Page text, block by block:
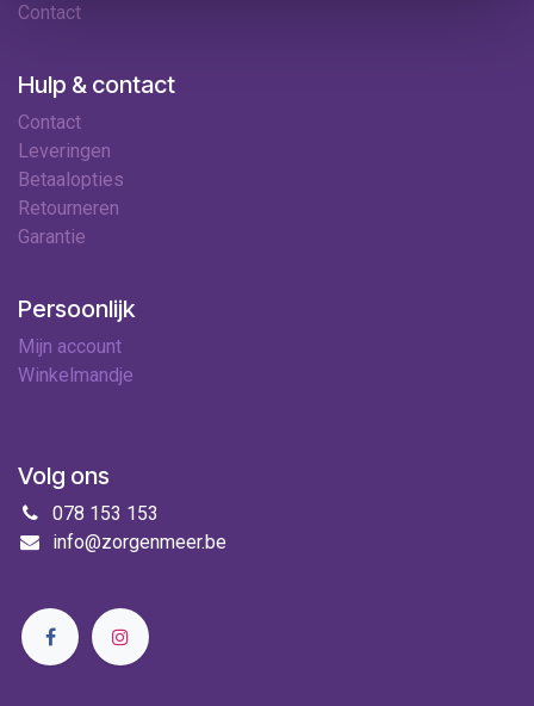
Contact
Hulp & contact
Contact
Leveringen
Betaalopties
Retourneren
Garantie
Persoonlijk
Mijn account
Winkelmandje
Volg ons
078 153 153
info@zorgenmeer.be